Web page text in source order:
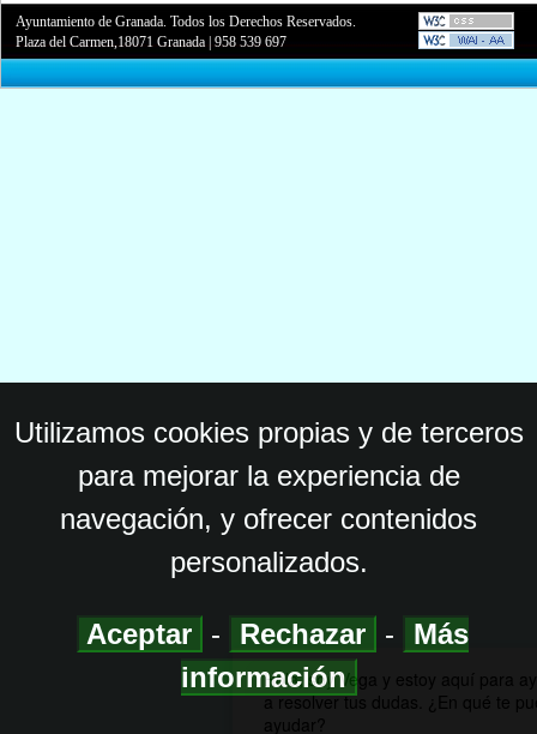
Ayuntamiento de Granada. Todos los Derechos Reservados.
Plaza del Carmen,18071 Granada |958 539 697
Utilizamos cookies propias y de terceros
para mejorar la experiencia de
navegación, y ofrecer contenidos
personalizados.
Aceptar - Rechazar -
Más
información